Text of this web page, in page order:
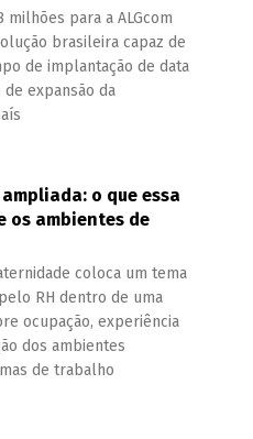
milhões para a ALGcom
brasileira capaz de
de implantação de data
expansão da
o que essa
os ambientes de
coloca um tema
RH dentro de uma
ocupação, experiência
dos ambientes
de trabalho